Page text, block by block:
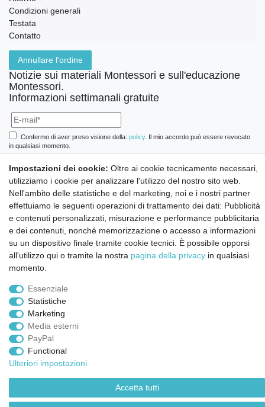
Condizioni generali
Testata
Contatto
Annullare l'ordine
Notizie sui materiali Montessori e sull'educazione
Montessori.
Informazioni settimanali gratuite
Confermo di aver preso visione della: policy. Il mio accordo può essere revocato
in qualsiasi momento.
Iscriviti a
© Copyright 2026 | Tutti i diritti riservati.
Impostazioni dei cookie: Oltre ai cookie tecnicamente necessari,
utilizziamo i cookie per analizzare l'utilizzo del nostro sito web.
Nell'ambito delle statistiche e del marketing, noi e i nostri partner
effettuiamo le seguenti operazioni di trattamento dei dati: Pubblicità
e contenuti personalizzati, misurazione e performance pubblicitaria
e dei contenuti, nonché memorizzazione o accesso a informazioni
su un dispositivo finale tramite cookie tecnici. È possibile opporsi
all'utilizzo qui o tramite la nostra pagina della privacy in qualsiasi
momento.
Essenziale
Statistiche
Marketing
Media esterni
PayPal
Functional
Ulteriori impostazioni
Accetta tutti